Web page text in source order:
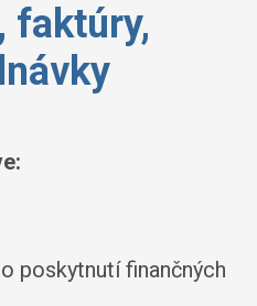
faktúry,
poskytnutí finančných